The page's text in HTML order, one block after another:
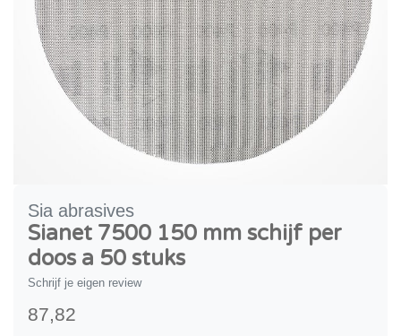
Sia abrasives
Sianet 7500 150 mm schijf per
doos a 50 stuks
Schrijf je eigen review
87,82